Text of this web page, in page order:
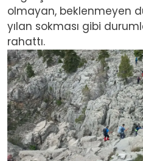
olmayan, beklenmeyen
yılan sokması gibi
rahattı.
Image